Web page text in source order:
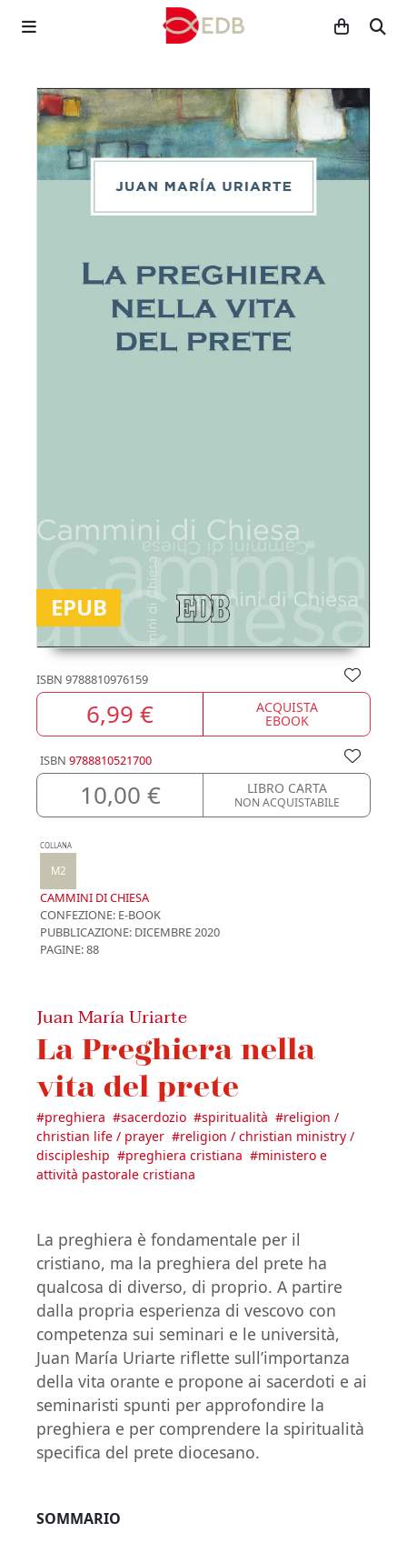
EPUB
ISBN 9788810976159
6,99 € ACQUISTA
EBOOK
ISBN 9788810521700
10,00 € LIBRO CARTA
NON ACQUISTABILE
COLLANA
M2
CAMMINI DI CHIESA
CONFEZIONE: E-BOOK
PUBBLICAZIONE: DICEMBRE 2020
PAGINE: 88
Juan María Uriarte
La Preghiera nella
vita del prete
#preghiera #sacerdozio #spiritualità #religion /
christian life / prayer #religion / christian ministry /
discipleship #preghiera cristiana #ministero e
attività pastorale cristiana
La preghiera è fondamentale per il
cristiano, ma la preghiera del prete ha
qualcosa di diverso, di proprio. A partire
dalla propria esperienza di vescovo con
competenza sui seminari e le università,
Juan María Uriarte riflette sull’importanza
della vita orante e propone ai sacerdoti e ai
seminaristi spunti per approfondire la
preghiera e per comprendere la spiritualità
specifica del prete diocesano.
SOMMARIO